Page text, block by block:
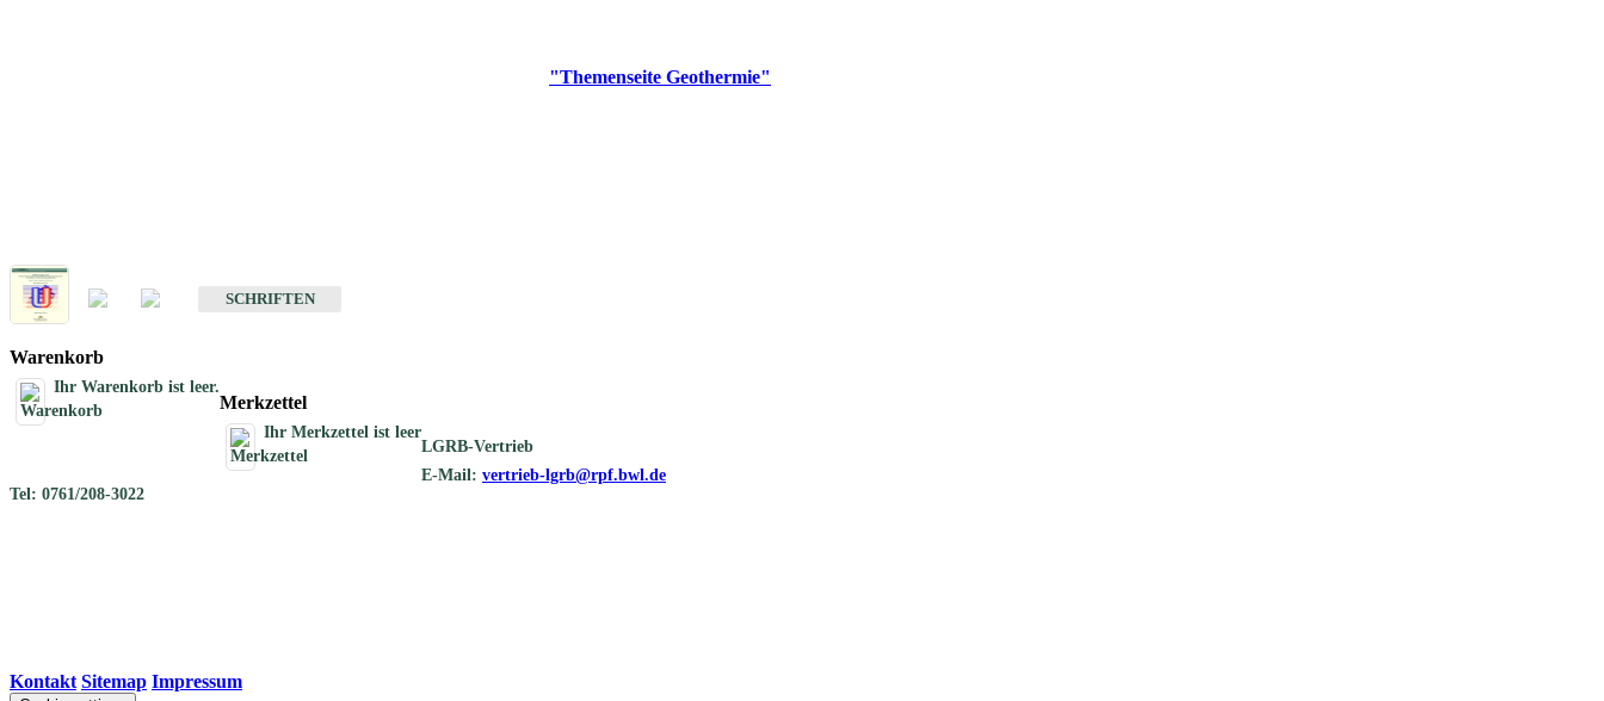
"Themenseite Geothermie"
SCHRIFTEN
Warenkorb
Ihr Warenkorb ist leer.
Merkzettel
Ihr Merkzettel ist leer
LGRB-Vertrieb
E-Mail: vertrieb-lgrb@rpf.bwl.de
Tel: 0761/208-3022
Kontakt Sitemap Impressum